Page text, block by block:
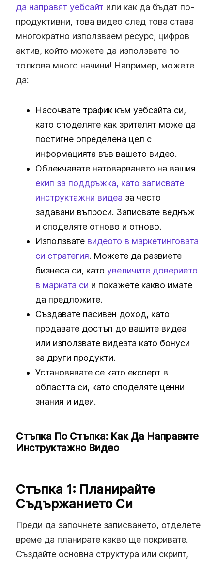
да направят уебсайт или как да бъдат по-
продуктивни, това видео след това става
многократно използваем ресурс, цифров
актив, който можете да използвате по
толкова много начини! Например, можете
да:
Насочвате трафик към уебсайта си,
като споделяте как зрителят може да
постигне определена цел с
информацията във вашето видео.
Облекчавате натоварването на вашия
екип за поддръжка, като записвате
инструктажни видеа за често
задавани въпроси. Записвате веднъж
и споделяте отново и отново.
Използвате видеото в маркетинговата
си стратегия. Можете да развиете
бизнеса си, като увеличите доверието
в марката си и покажете какво имате
да предложите.
Създавате пасивен доход, като
продавате достъп до вашите видеа
или използвате видеата като бонуси
за други продукти.
Установявате се като експерт в
областта си, като споделяте ценни
знания и идеи.
Стъпка По Стъпка: Как Да Направите
Инструктажно Видео
Стъпка 1: Планирайте
Съдържанието Си
Преди да започнете записването, отделете
време да планирате какво ще покривате.
Създайте основна структура или скрипт,